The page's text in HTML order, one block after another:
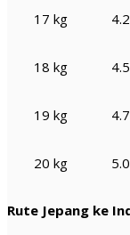
17 kg
18 kg
19 kg
20 kg
Rute Jepang ke